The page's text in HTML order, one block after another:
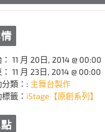
11 月 20日, 2014 @ 00:00
11 月 23日, 2014 @ 00:00
分類：: 主舞台製作
籤： iStage【原創系列】